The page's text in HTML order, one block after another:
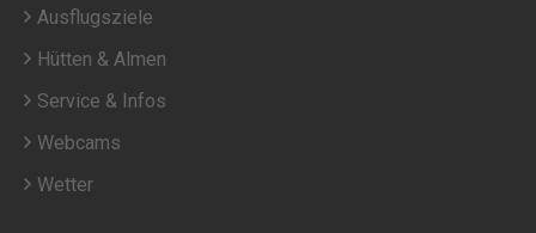
Ausflugsziele
Hütten & Almen
Service & Infos
Webcams
Wetter